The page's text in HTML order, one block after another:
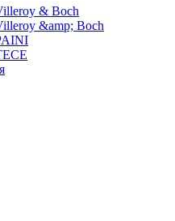
& Boch
&amp; Boch